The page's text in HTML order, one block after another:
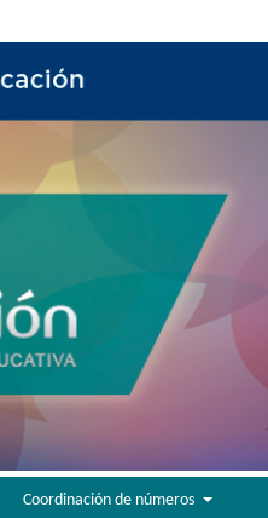
Coordinación de números